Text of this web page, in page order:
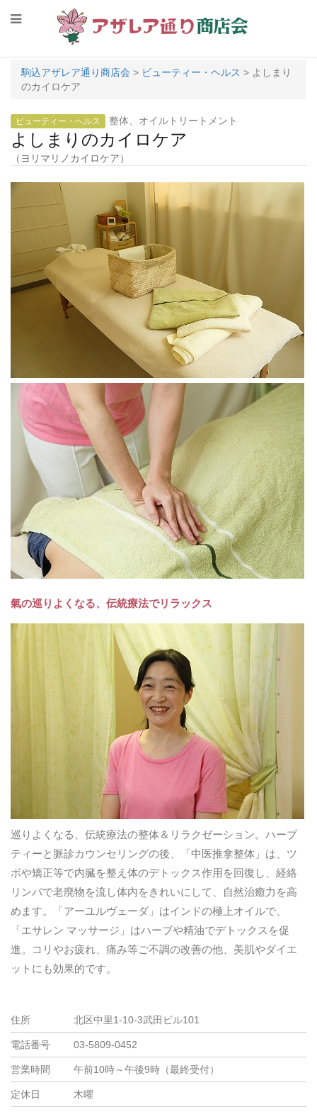
駒込アザレア通り商店会 > ビューティー・ヘルス > よしまり
のカイロケア
ビューティー・ヘルス 整体、オイルトリートメント
よしまりのカイロケア
（ヨリマリノカイロケア）
氣の巡りよくなる、伝統療法でリラックス
巡りよくなる、伝統療法の整体＆リラクゼーション。ハーブ
ティーと脈診カウンセリングの後、「中医推拿整体」は、ツ
ボや矯正等で内臓を整え体のデトックス作用を回復し、経絡
リンパで老廃物を流し体内をきれいにして、自然治癒力を高
めます。「アーユルヴェーダ」はインドの極上オイルで、
「エサレン マッサージ」はハーブや精油でデトックスを促
進。コリやお疲れ、痛み等ご不調の改善の他、美肌やダイエ
ットにも効果的です。
住所 北区中里1-10-3武田ビル101
電話番号 03-5809-0452
営業時間 午前10時～午後9時（最終受付）
定休日 木曜